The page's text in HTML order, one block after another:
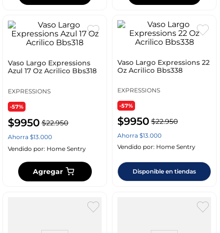
Vaso Largo Expressions
Azul 17 Oz Acrilico Bbs318
EXPRESSIONS
-57%
$9950 $22.950
Ahorra $13.000
Vendido por: Home Sentry
Agregar
Vaso Largo Expressions 22
Oz Acrilico Bbs338
EXPRESSIONS
-57%
$9950 $22.950
Ahorra $13.000
Vendido por: Home Sentry
Disponible en tiendas